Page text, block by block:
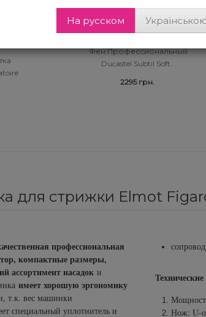
мм
Фен
Профессиональный
Ducastel Subtil Soft
2000
Фен Профессиональный
Ducastel Subtil Soft..
2295 грн.
для стрижки Elmot
профессиональная
компактные размеры,
ассортимент насадок и
имеет хорошую эргономику
т.к. вес машинки
специальный уплотнитель и
Нож: U-
На русском